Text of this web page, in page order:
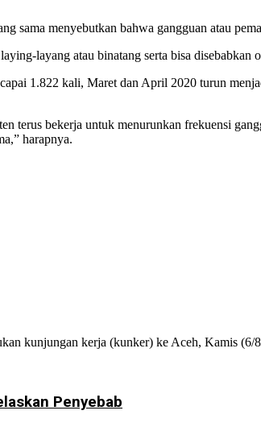
sama menyebutkan bahwa gangguan atau
layang atau binatang serta bisa disebabkan
1.822 kali, Maret dan April 2020 turun
terus bekerja untuk menurunkan frekuensi
harapnya.
kunjungan kerja (kunker) ke Aceh, Kamis
Penyebab